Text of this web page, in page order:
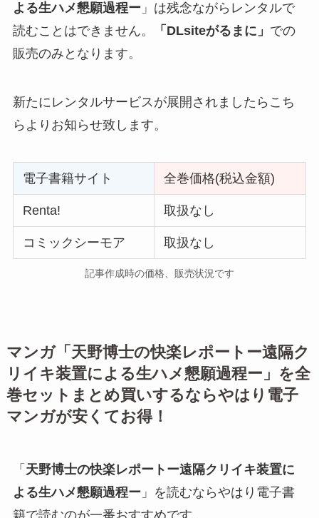
よる生ハメ懇願過程ー 」は残念ながらレンタルで
読むことはできません。
「DLsiteがるまに」 での
販売のみとなります。
新たにレンタルサービスが展開されましたらこち
らよりお知らせ致します。
電子書籍サイト 全巻価格(税込金額)
Renta! 取扱なし
コミックシーモア 取扱なし
記事作成時の価格、販売状況です
マンガ「 天野博士の快楽レポートー遠隔ク
リイキ装置による生ハメ懇願過程ー 」を全
巻セットまとめ買いするならやはり電子
マンガが安くてお得！
「 天野博士の快楽レポートー遠隔クリイキ装置に
よる生ハメ懇願過程ー 」を読むならやはり電子書